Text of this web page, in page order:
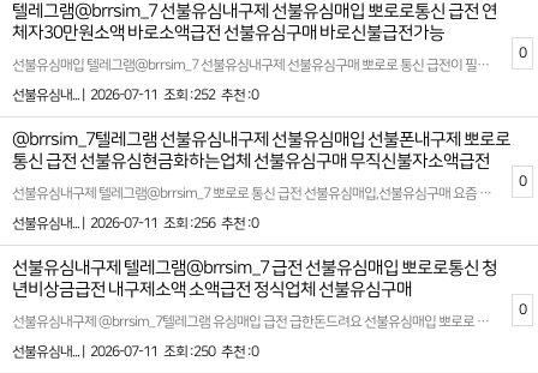
텔레그램@brrsim_7 선불유심내구제 선불유심매입 뽀로로통신 급전 연
체자30만원소액 바로소액급전 선불유심구매 바로신불급전가능
선불유심매입 텔레그램@brrsim_7 선불유심내구제 선불유심구매 뽀로로 통신 급전이 필요한분 처음 시작하는 사회 초년생,월급의 대부분이 고정지출로 빠져나가는 직장인,가족 통신비를 관리해야 하는 가장,스마트폰 사용량이 많은 편이 아닌 실속형 사용자,불필요한 지출,소액급전ˏ가개통،폰테크،내구제¸폰내구제‚유심내구제ˎ핸드폰내구제ˏ대출ˏ소액대출ˎ무직자대출ˏ선불유심,정리하고 싶은 미니멀 소비 지향자 특히 뭔가 바꾸고 싶은데 어디서부터 시작해야 할지 모르는 분들이라면 선불유심이 가장 쉬운 급전 첫걸음이 될수 있습니다 경제 상황에 힘든 사람들이 삶의 여러 위기를 극복할수 있는 희망이 되고 있으며 특히 급하게 자금을 확보해야하는 이들에게 중요한 역할을 하고 있습니다 뽀로로 통신의 선불 유심내구제 및 다양한 급전 대출 서비스들은 필요한 순간에 신속하게 해결책을 제공함으로써 소비자들의 삶의 질을 향상시키고 있습니다 현대 사회에서 빠른 급전이 필요할때 바로 소액 급전 내구제가 대중적인 선택지가 되어가고 있습니다 특히 무소득자들에게 소액 대출의 문턱을 낮추어 경제적 부담을 줄이는것은 많은 기대를 모으고 있습니다 신용 등급이 낮아 대출 받기 어려운 경우 신불자들에게도 최대 50만원까지 소액 대출을 지원함으로써 긴급한 자금 마련이 가능하도록 도와주고 있습니다 확실한 파트너와 함께하세요 시간 낭비와 신용 하락을 막는 가장 좋은 방법은 처음부터 제대로 된 전문가를 만나는 것입니다 홈페이지: https://brrsim77.isweb.co.kr 홈페이지: https://litt.ly/brrsim7
선불유심내... |
2026-07-11 조회 :252 추천 :0
0
@brrsim_7텔레그램 선불유심내구제 선불유심매입 선불폰내구제 뽀로로
통신 급전 선불유심현금화하는업체 선불유심구매 무직신불자소액급전
선불유심내구제 텔레그램@brrsim_7 뽀로로 통신 급전 선불유심매입,선불유심구매 요즘 불경기때문에 상황이 많이 어려우시죠? 지금 이순간부터 더 나은 소비를 실천할수 있는 방법입니다!가볍게 시작한 선택이 인생 자체를 바꾸는건 아닐수 있습니다!@brrsim_7 하지만 작은 지출을 관리하는 능력은 곧 자기 인생을 관리하는 힘으로 이어집니다! 오늘도 새로운 선택을 고민하고 있다면 선불유심 뽀로로 통신과 함께하세요! 당신의 통장은 물론이고,삶의 질도 바뀌기 시작할것입니다! 자류롭게 살고 싶다면 선불유심내구제 뽀로로 통신과 함께하세요 모바일 대출,소액급전,소액대출,알바,생활비,재테크,책임 있는 소비 습관, 생활비 계획, 재정관리 체계 구축, 비상금 마련, 금융 리스크 인식, 장기 재무 목표 설정, 정책금융 활용, 서민금융 접근, 금융 상담 활용, 합법적 대출 활용, 투명정산, 재무 설계, 금융사기 예방, 소비자보호, 디지털 신원 보호, 개인정보 안전 관리, 모바일 인증과 전자서명 불필요한 고정비를 줄이는것은 장기적으로 큰 도움이 됩니다 대한민국 정식 등록업체!신규 1회선 11만원 지급!최대 3회선 35만원 지급!15일이상 유지시 유지비 지급,보너스 선물 지급! 소개시 소개비 3만원~5만원 지급! 확실한 파트너와 함께하세요 시간 낭비와 신용 하락을 막는 가장 좋은 방법은 처음부터 제대로 된 전문가를 만나는 것입니다 감사합니다! 좋은하루 보내세요! 홈페이지: https://brrsim77.isweb.co.kr 홈페이지: https://litt.ly/brrsim7
선불유심내... |
2026-07-11 조회 :256 추천 :0
0
선불유심내구제 텔레그램@brrsim_7 급전 선불유심매입 뽀로로통신 청
년비상금급전 내구제소액 소액급전 정식업체 선불유심구매
선불유심내구제 @brrsim_7텔레그램 유심매입 급전 급한돈드려요 선불유심매입 뽀로로 통신 선불유심내구제 금천구선불유심현금화하는업체 대학생무직자소액대출 비상금 소액 급전 대출에 대한 문의는 오늘날 경제적 필요를 충족시키기 위해 많은 사람들이 고려하는 중요한 주제 중 하나입니다. 특히, 휴대폰 내구제를 활용한 비대면 대출은 기존의 절차보다 간소화된 방식으로 급한 자금을 마련할 수 있는 방법으로 주목받고 있습니다. 이러한 서비스는 시간적 제약이나 공간적 한계를 뛰어넘어, 보다 신속하고 편리하게 지원을 받을 수 있다는 장점이 있습니다. 또한, 뽀로로 통신 선불유심 내구제나 선불유심을 활용한 현금화에 대한 문의도 증가하고 있습니다. 이는 특정 조건을 충족하면 자산을 효율적으로 활용할 수 있는 방안으로 자리 잡고 있습니다. 한편, 무직자 연체자 신불자를 대상으로 하는 소액 대출 작업에 대한 문의 역시 꾸준히 이어지고 있습니다. 이를 통해 비교적 소규모의 재정적 필요를 빠르고 효율적으로 해결할 수 있는 기회가 제공되고 있습니다. 이러한 정보에 대한 명확한 이해와 활용은 단기간에 현금 유동성을 확보하고 경제적 어려움을 극복하는 데 큰 도움을 줄수 있을것입니다 확실한 파트너와 함께하세요 시간 낭비와 신용 하락을 막는 가장 좋은 방법은 처음부터 제대로 된 전문가를 만나는 것입니다 홈페이지: https://brrsim77.isweb.co.kr 홈페이지: https://litt.ly/brrsim7
선불유심내... |
2026-07-11 조회 :250 추천 :0
0